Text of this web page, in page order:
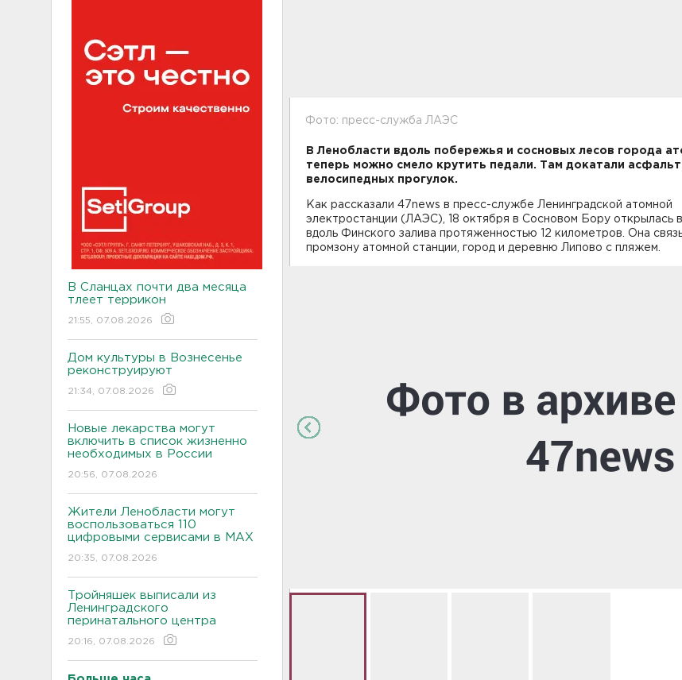
В Сланцах почти два месяца
тлеет террикон
21:55, 07.08.2026
Дом культуры в Вознесенье
реконструируют
21:34, 07.08.2026
Новые лекарства могут
включить в список жизненно
необходимых в России
20:56, 07.08.2026
Жители Ленобласти могут
воспользоваться 110
цифровыми сервисами в МАХ
20:35, 07.08.2026
Тройняшек выписали из
Ленинградского
перинатального центра
20:16, 07.08.2026
Фото: пресс-служба ЛАЭС
В Ленобласти вдоль побережья и сосновых лесов города
теперь можно смело крутить педали. Там докатали асфальт
велосипедных прогулок.
Как рассказали 47news в пресс-службе Ленинградской атомной
электростанции (ЛАЭС), 18 октября в Сосновом Бору открылась
вдоль Финского залива протяженностью 12 километров. Она
промзону атомной станции, город и деревню Липово с пляжем.